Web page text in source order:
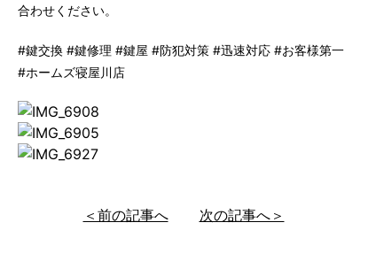
合わせください。
#鍵交換 #鍵修理 #鍵屋 #防犯対策 #迅速対応 #お客様第一
#ホームズ寝屋川店
＜前の記事へ 次の記事へ＞